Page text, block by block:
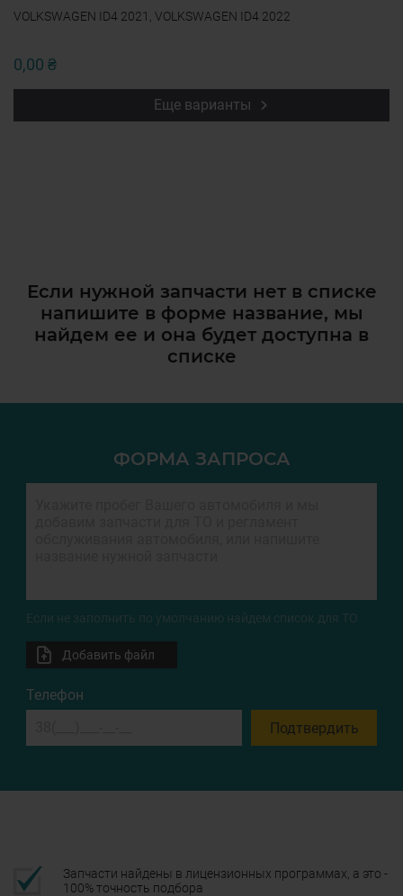
VOLKSWAGEN ID4 2021, VOLKSWAGEN ID4 2022
0,00 ₴
Еще варианты
Если нужной запчасти нет в списке
напишите в форме название, мы
найдем ее и она будет доступна в
списке
ФОРМА ЗАПРОСА
Если не заполнить по умолчанию найдем список для ТО
Добавить файл
Телефон
Подтвердить
Запчасти найдены в лицензионных программах, а это -
100% точность подбора